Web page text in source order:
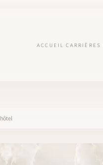
ACCUEIL CARRIÈRES